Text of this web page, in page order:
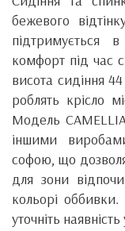
бежевого
підтримується
комфорт під час
висота сидіння
роблять крісло
Модель
іншими
софою, що
для зони
кольорі
уточніть